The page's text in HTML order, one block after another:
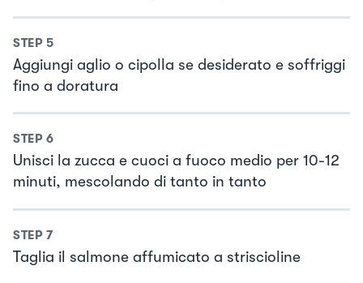
STEP 5
Aggiungi aglio o cipolla se desiderato e soffriggi
fino a doratura
STEP 6
Unisci la zucca e cuoci a fuoco medio per 10-12
minuti, mescolando di tanto in tanto
STEP 7
Taglia il salmone affumicato a striscioline